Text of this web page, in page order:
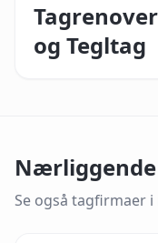
og Tegltag
Se også tagfirmaer